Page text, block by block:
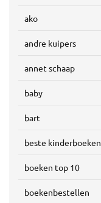
ako
andre kuipers
annet schaap
baby
bart
beste kinderboeken
boeken top 10
boekenbestellen